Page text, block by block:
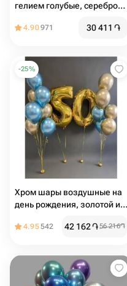
гелием голубые, серебро
4.90971 30 411 ֏
-25%
Хром шары воздушные на
день рождения, золотой и
4.95542 42 162֏56 216֏